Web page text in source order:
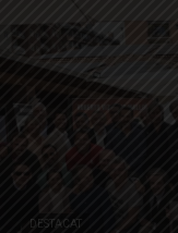
DESTACAT